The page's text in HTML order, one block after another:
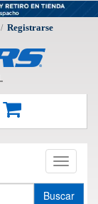
/ Registrarse
Toggle
Buscar